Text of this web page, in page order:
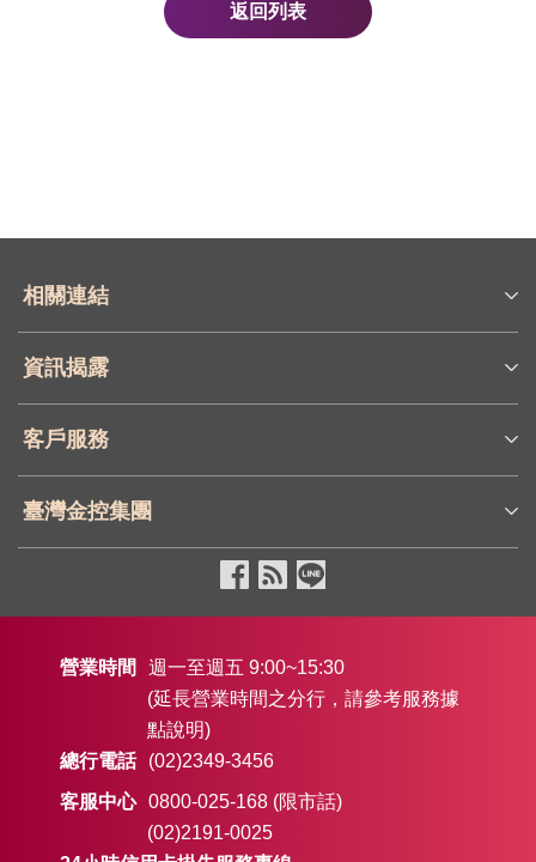
返回列表
相關連結
資訊揭露
客戶服務
臺灣金控集團
營業時間
週一至週五 9:00~15:30
(延長營業時間之分行，請參考服務據
點說明)
總行電話
(02)2349-3456
客服中心 0800-025-168 (限市話)
(02)2191-0025